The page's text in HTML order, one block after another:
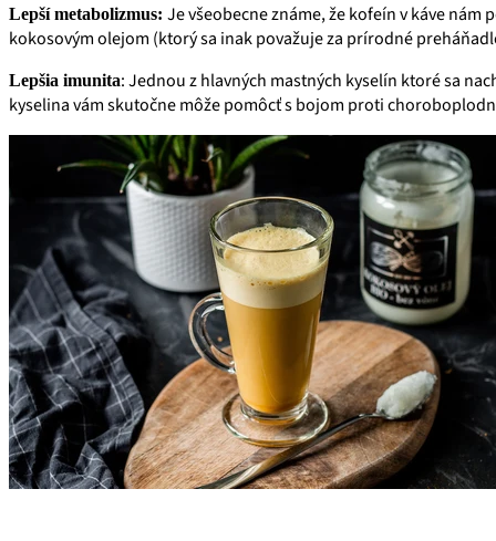
Lepší metabolizmus: Je všeobecne známe, že kofeín v káve
kokosovým olejom (ktorý sa inak považuje za prírodné
Lepšia imunita: Jednou z hlavných mastných kyselín ktoré sa
kyselina vám skutočne môže pomôcť s bojom proti